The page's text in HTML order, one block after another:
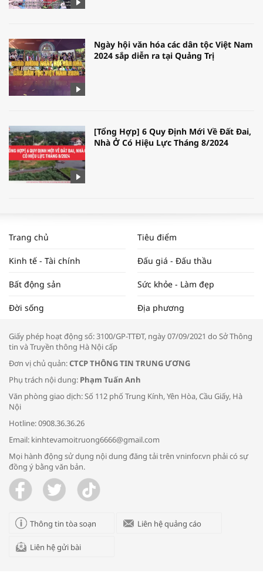
Ngày hội văn hóa các dân tộc Việt Nam
2024 sắp diễn ra tại Quảng Trị
[Tổng Hợp] 6 Quy Định Mới Về Đất Đai,
Nhà Ở Có Hiệu Lực Tháng 8/2024
NAM NĂM 2024 VÀ NĂM 2025 | NHỊP
ĐẬP THỊ TRƯỜNG #62
Tọa đàm “Xúc tiến thương mại: Khơi
Bác sĩ tư vấn cách phòng tránh bệnh
đường hô hấp trong thời tiết giao mùa
Trao yêu thương cho em
Trang chủ Tiêu điểm
Kinh tế - Tài chính Đấu giá - Đấu thầu
Bất động sản Sức khỏe - Làm đẹp
Đời sống Địa phương
Giấy phép hoạt động số: 3100/GP-TTĐT, ngày 07/09/2021 do Sở Thông
tin và Truyền thông Hà Nội cấp
Đơn vị chủ quản:CTCP THÔNG TIN TRUNG ƯƠNG
Phụ trách nội dung: Phạm Tuấn Anh
Văn phòng giao dịch: Số 112 phố Trung Kính, Yên Hòa, Cầu Giấy, Hà
Nội
Hotline: 0908.36.36.26
Email: kinhtevamoitruong6666@gmail.com
Mọi hành động sử dụng nội dung đăng tải trên vninfor.vn phải có sự
đồng ý bằng văn bản.
Thông tin tòa soạn Liên hệ quảng cáo
Liên hệ gửi bài